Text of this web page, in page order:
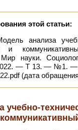
этой статьи:
анализа
и
науки.
— Т 13. — №1. —
(дата
учебно-